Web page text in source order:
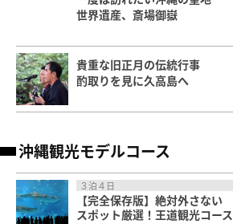
世界遺産、斎場御嶽
貴重な旧正月の伝統行事
酌取りを見に久高島へ
沖縄観光モデルコース
３泊４日
【完全保存版】絶対外さない
スポット厳選！王道観光コース